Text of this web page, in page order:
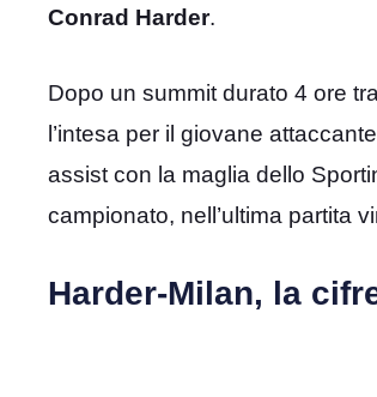
Conrad Harder.
Dopo un summit durato 4 ore tra
l’intesa per il giovane
assist con la maglia dello
campionato, nell’ultima partita
Harder-Milan, la